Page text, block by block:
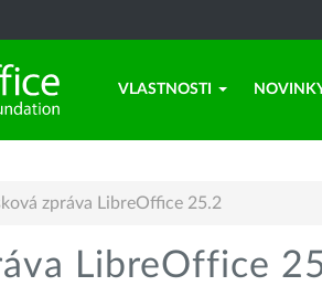
VLASTNOSTI
zpráva LibreOffice 25.2
LibreOffice